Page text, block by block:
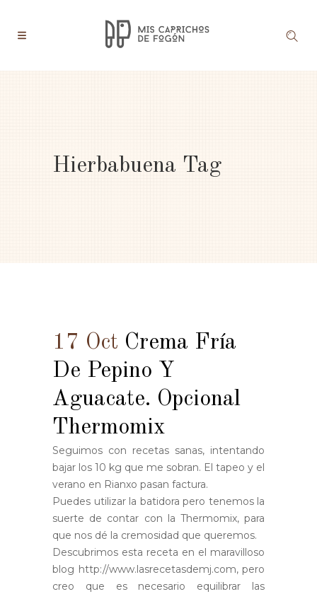
Hierbabuena Tag
17 Oct Crema Fría
De Pepino Y
Aguacate. Opcional
Thermomix
Seguimos con recetas sanas, intentando
bajar los 10 kg que me sobran. El tapeo y el
verano en Rianxo pasan factura.
Puedes utilizar la batidora pero tenemos la
suerte de contar con la Thermomix, para
que nos dé la cremosidad que queremos.
Descubrimos esta receta en el maravilloso
blog http://www.lasrecetasdemj.com, pero
creo que es necesario equilibrar las